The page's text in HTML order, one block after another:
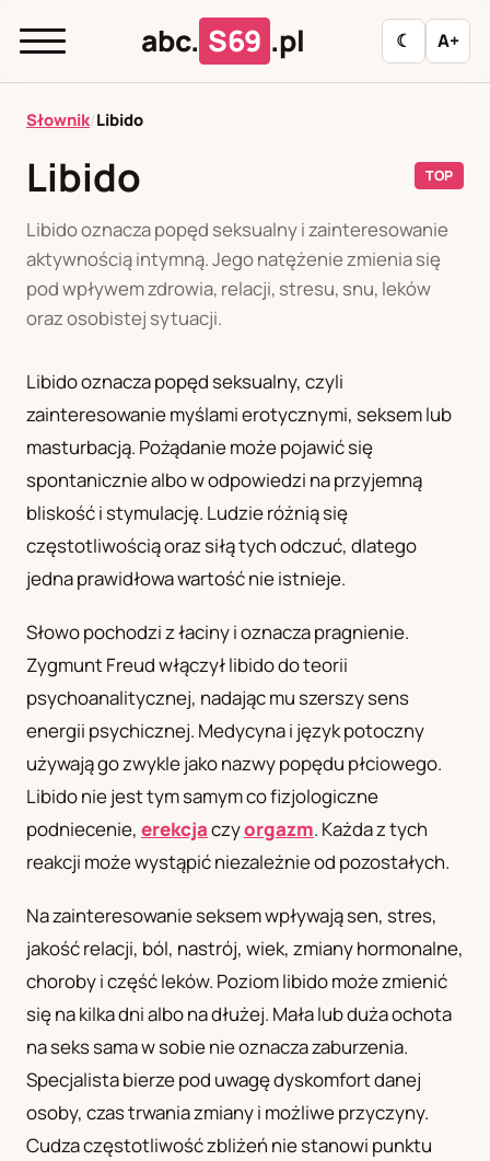
abc. S69 .pl ☾ A+
J
K L M N O P R
S
T
U W Z Ł
Polityka redakcyjna
PL
Polski Русский
UA
Українська
Słownik/Libido
Libido TOP
Libido oznacza popęd seksualny i zainteresowanie
aktywnością intymną. Jego natężenie zmienia się
pod wpływem zdrowia, relacji, stresu, snu, leków
oraz osobistej sytuacji.
Libido oznacza popęd seksualny, czyli
zainteresowanie myślami erotycznymi, seksem lub
masturbacją. Pożądanie może pojawić się
spontanicznie albo w odpowiedzi na przyjemną
bliskość i stymulację. Ludzie różnią się
częstotliwością oraz siłą tych odczuć, dlatego
jedna prawidłowa wartość nie istnieje.
Słowo pochodzi z łaciny i oznacza pragnienie.
Zygmunt Freud włączył libido do teorii
psychoanalitycznej, nadając mu szerszy sens
energii psychicznej. Medycyna i język potoczny
używają go zwykle jako nazwy popędu płciowego.
Libido nie jest tym samym co fizjologiczne
podniecenie, erekcjaczyorgazm. Każda z tych
reakcji może wystąpić niezależnie od pozostałych.
Na zainteresowanie seksem wpływają sen, stres,
jakość relacji, ból, nastrój, wiek, zmiany hormonalne,
choroby i część leków. Poziom libido może zmienić
się na kilka dni albo na dłużej. Mała lub duża ochota
na seks sama w sobie nie oznacza zaburzenia.
Specjalista bierze pod uwagę dyskomfort danej
osoby, czas trwania zmiany i możliwe przyczyny.
Cudza częstotliwość zbliżeń nie stanowi punktu